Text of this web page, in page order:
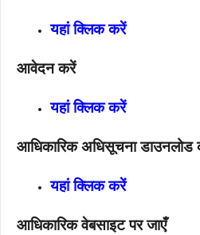
यहां क्लिक करें
आवेदन करें
यहां क्लिक करें
आधिकारिक अधिसूचना डाउनलोड
यहां क्लिक करें
आधिकारिक वेबसाइट पर जाएँ